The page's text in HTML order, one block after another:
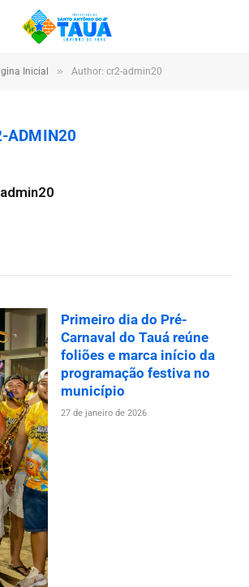
Inicial » Author: cr2-admin20
ADMIN20
Primeiro dia do Pré-
Carnaval do Tauá reúne
foliões e marca início da
programação festiva no
município
27 de janeiro de 2026